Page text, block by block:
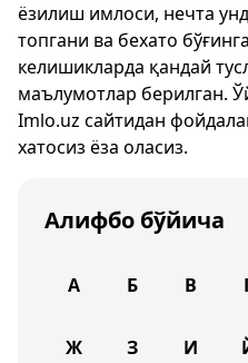
ёзилиш имлоси, нечта
топгани ва бехато
келишикларда қандай
маълумотлар берилган.
Imlo.uz сайтидан
хатосиз ёза оласиз.
Алифбо бўйича
А Б В
Ж З И